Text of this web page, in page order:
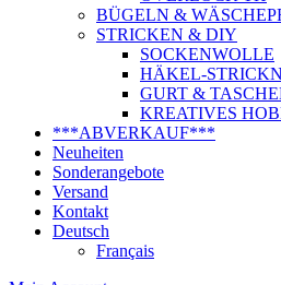
BÜGELN &
STRICKEN & DIY
SOCKENWOLLE
HÄKEL-
GURT &
KREATIVES
***ABVERKAUF***
Neuheiten
Sonderangebote
Versand
Kontakt
Deutsch
Français